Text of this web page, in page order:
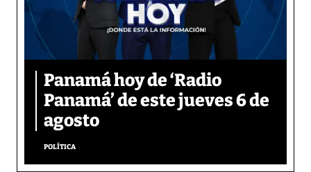
Panamá hoy de ‘Radio
Panamá’ de este jueves 6 de
agosto
POLÍTICA